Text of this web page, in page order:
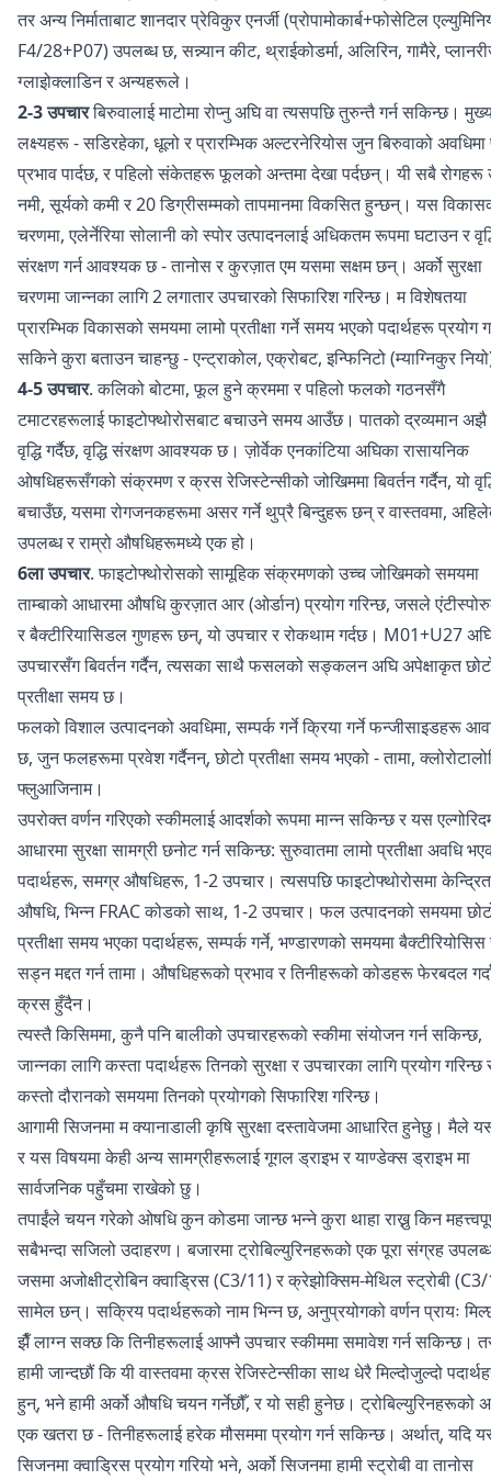
तर अन्य निर्माताबाट शानदार प्रेविकुर एनर्जी (प्रोपामोकार्ब+फोसेटिल
F4/28+P07) उपलब्ध छ, सन्न्यान कीट, थ्राईकोडर्मा, अलिरिन, गामैरे,
ग्लाइोक्लाडिन र अन्यहरूले।
2-3 उपचारबिरुवालाई माटोमा रोप्नु अघि वा त्यसपछि तुरुन्तै गर्न सकिन्छ।
लक्ष्यहरू - सडिरहेका, धूलो र प्रारम्भिक अल्टरनेरियोस जुन बिरुवाको अवधिमा
प्रभाव पार्दछ, र पहिलो संकेतहरू फूलको अन्तमा देखा पर्दछन्। यी सबै रोगहरू
नमी, सूर्यको कमी र 20 डिग्रीसम्मको तापमानमा विकसित हुन्छन्। यस
चरणमा, एलेर्नेरिया सोलानी को स्पोर उत्पादनलाई अधिकतम रूपमा घटाउन र
संरक्षण गर्न आवश्यक छ - तानोस र कुरज़ात एम यसमा सक्षम छन्। अर्को सुरक्षा
चरणमा जान्नका लागि 2 लगातार उपचारको सिफारिश गरिन्छ। म विशेषतया
प्रारम्भिक विकासको समयमा लामो प्रतीक्षा गर्ने समय भएको पदार्थहरू प्रयोग
सकिने कुरा बताउन चाहन्छु - एन्ट्राकोल, एक्रोबट, इन्फिनिटो (म्याग्निकुर
4-5 उपचार. कलिको बोटमा, फूल हुने क्रममा र पहिलो फलको गठनसँगै
टमाटरहरूलाई फाइटोफ्थोरोसबाट बचाउने समय आउँछ। पातको द्रव्यमान अझै
वृद्धि गर्दैछ, वृद्धि संरक्षण आवश्यक छ। ज़ोर्वेक एनकांटिया अघिका रासायनिक
ओषधिहरूसँगको संक्रमण र क्रस रेजिस्टेन्सीको जोखिममा बिवर्तन गर्दैन, यो
बचाउँछ, यसमा रोगजनकहरूमा असर गर्ने थुप्रै बिन्दुहरू छन् र वास्तवमा,
उपलब्ध र राम्रो औषधिहरूमध्ये एक हो।
6ला उपचार. फाइटोफ्थोरोसको सामूहिक संक्रमणको उच्च जोखिमको समयमा
ताम्बाको आधारमा औषधि कुरज़ात आर (ओर्डान) प्रयोग गरिन्छ, जसले
र बैक्टीरियासिडल गुणहरू छन्, यो उपचार र रोकथाम गर्दछ। M01+U27
उपचारसँग बिवर्तन गर्दैन, त्यसका साथै फसलको सङ्कलन अघि अपेक्षाकृत
प्रतीक्षा समय छ।
फलको विशाल उत्पादनको अवधिमा, सम्पर्क गर्ने क्रिया गर्ने फन्जीसाइडहरू
छ, जुन फलहरूमा प्रवेश गर्दैनन्, छोटो प्रतीक्षा समय भएको - तामा,
फ्लुआजिनाम।
उपरोक्त वर्णन गरिएको स्कीमलाई आदर्शको रूपमा मान्न सकिन्छ र यस
आधारमा सुरक्षा सामग्री छनोट गर्न सकिन्छ: सुरुवातमा लामो प्रतीक्षा अवधि
पदार्थहरू, समग्र औषधिहरू, 1-2 उपचार। त्यसपछि फाइटोफ्थोरोसमा केन्द्रित
औषधि, भिन्न FRAC कोडको साथ, 1-2 उपचार। फल उत्पादनको समयमा
प्रतीक्षा समय भएका पदार्थहरू, सम्पर्क गर्ने, भण्डारणको समयमा बैक्टीरियोसिस
सड्न मद्दत गर्न तामा। औषधिहरूको प्रभाव र तिनीहरूको कोडहरू फेरबदल
क्रस हुँदैन।
त्यस्तै किसिममा, कुनै पनि बालीको उपचारहरूको स्कीमा संयोजन गर्न सकिन्छ,
जान्नका लागि कस्ता पदार्थहरू तिनको सुरक्षा र उपचारका लागि प्रयोग गरिन्छ
कस्तो दौरानको समयमा तिनको प्रयोगको सिफारिश गरिन्छ।
आगामी सिजनमा म क्यानाडाली कृषि सुरक्षा दस्तावेजमा आधारित हुनेछु। मैले
र यस विषयमा केही अन्य सामग्रीहरूलाईगूगल ड्राइभरयाण्डेक्स ड्राइभमा
सार्वजनिक पहुँचमा राखेको छु।
तपाईंले चयन गरेको ओषधि कुन कोडमा जान्छ भन्ने कुरा थाहा राख्नु किन
सबैभन्दा सजिलो उदाहरण। बजारमा ट्रोबिल्युरिनहरूको एक पूरा संग्रह
जसमा अजोक्षीट्रोबिन क्वाड्रिस (C3/11) र क्रेझोक्सिम-मेथिल स्ट्रोबी
सामेल छन्। सक्रिय पदार्थहरूको नाम भिन्न छ, अनुप्रयोगको वर्णन प्रायः
झैँ लाग्न सक्छ कि तिनीहरूलाई आफ्नै उपचार स्कीममा समावेश गर्न सकिन्छ।
हामी जान्दछौं कि यी वास्तवमा क्रस रेजिस्टेन्सीका साथ धेरै मिल्दोजुल्दो
हुन्, भने हामी अर्को औषधि चयन गर्नेछौँ, र यो सही हुनेछ। ट्रोबिल्युरिनहरूको
एक खतरा छ - तिनीहरूलाई हरेक मौसममा प्रयोग गर्न सकिन्छ। अर्थात्, यदि
सिजनमा क्वाड्रिस प्रयोग गरियो भने, अर्को सिजनमा हामी स्ट्रोबी वा तानोस